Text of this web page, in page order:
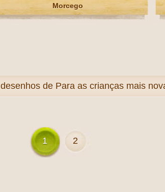
Morcego
desenhos de Para as crianças mais
1 2